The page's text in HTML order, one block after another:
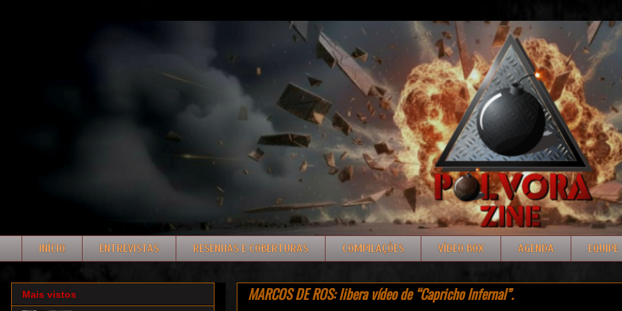
INÍCIO ENTREVISTAS RESENHAS E COBERTURAS COMPILAÇÕES VÍDEO BOX AGENDA EQUIPE
MARCOS DE ROS: libera vídeo de “Capricho Infernal”.
Mais vistos